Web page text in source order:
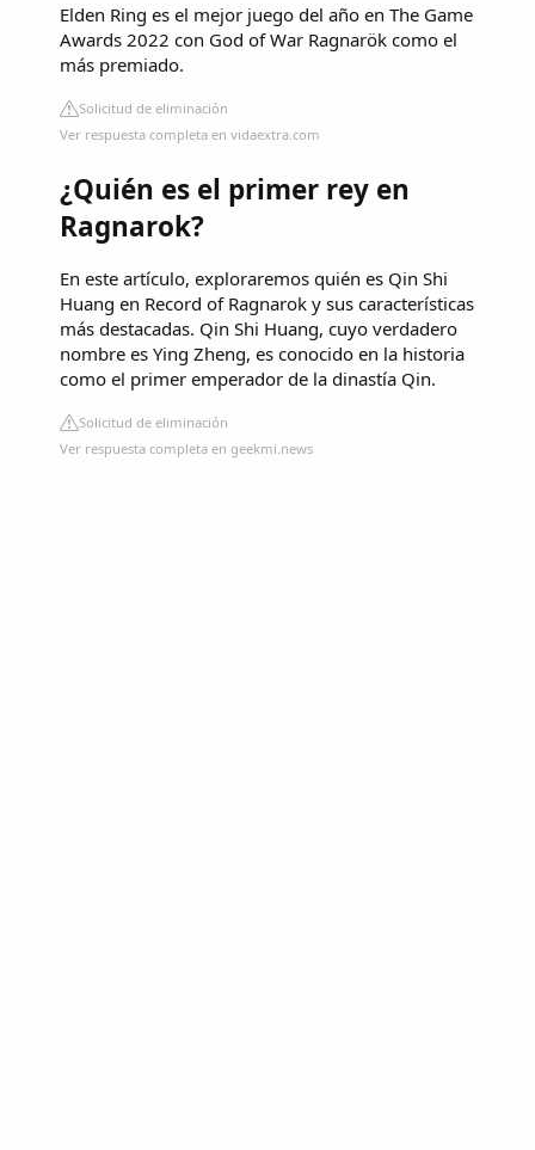
Elden Ring es el mejor juego del año en The Game
Awards 2022 con God of War Ragnarök como el
más premiado.
Solicitud de eliminación
Ver respuesta completa en vidaextra.com
¿Quién es el primer rey en
Ragnarok?
En este artículo, exploraremos quién es Qin Shi
Huang en Record of Ragnarok y sus características
más destacadas. Qin Shi Huang, cuyo verdadero
nombre es Ying Zheng, es conocido en la historia
como el primer emperador de la dinastía Qin.
Solicitud de eliminación
Ver respuesta completa en geekmi.news